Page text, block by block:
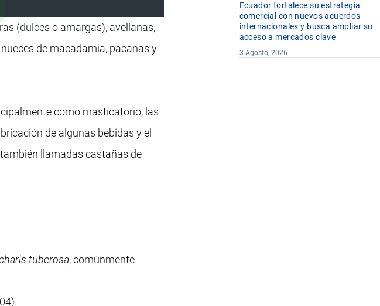
(dulces o amargas), avellanas,
de macadamia, pacanas y
como masticatorio, las
de algunas bebidas y el
llamadas castañas de
tuberosa, comúnmente
Ecuador fortalece su estrategia
comercial con nuevos acuerdos
internacionales y busca ampliar su
acceso a mercados clave
3 Agosto, 2026